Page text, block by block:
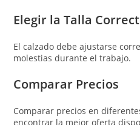
Elegir la Talla
El calzado debe ajustarse
molestias durante el trabajo.
Comparar Precios
Comparar precios en
encontrar la mejor oferta